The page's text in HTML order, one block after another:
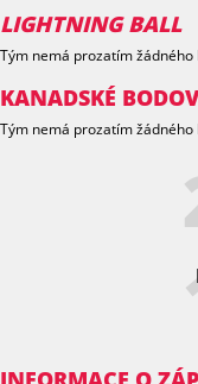
LIGHTNING BALL
Tým nemá prozatím
KANADSKÉ
Tým nemá prozatím